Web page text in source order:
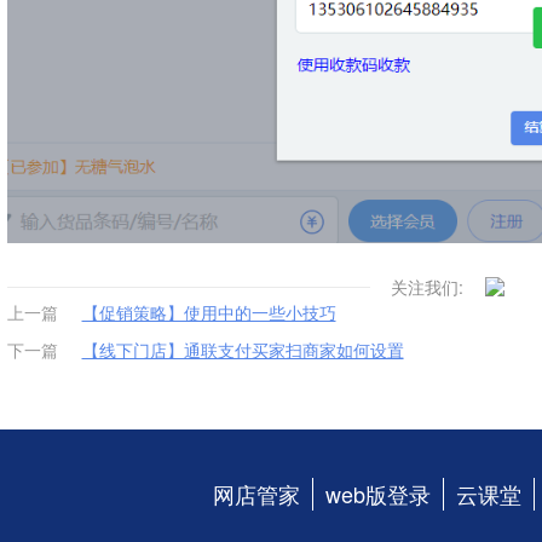
关注我们:
上一篇
【促销策略】使用中的一些小技巧
下一篇
【线下门店】通联支付买家扫商家如何设置
网店管家 web版登录 云课堂